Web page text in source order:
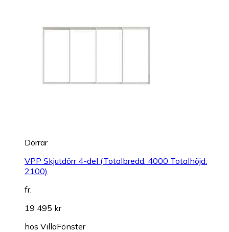
Dörrar
VPP Skjutdörr 4-del (Totalbredd: 4000 Totalhöjd:
2100)
fr.
19 495 kr
hos VillaFönster